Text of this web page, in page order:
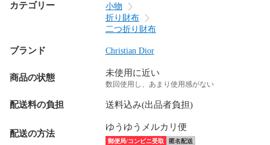
カテゴリー
小物
折り財布
二つ折り財布
ブランド Christian Dior
商品の状態 未使用に近い
数回使用し、あまり使用感がない
配送料の負担 送料込み(出品者負担)
配送の方法
ゆうゆうメルカリ便
郵便局/コンビニ受取 匿名配送